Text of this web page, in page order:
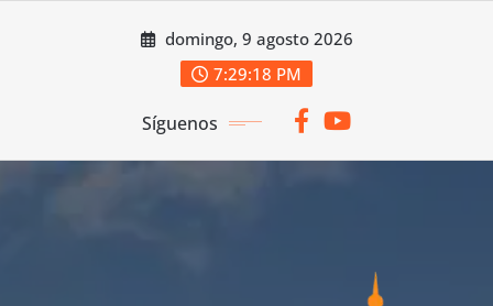
domingo, 9 agosto 2026
7:29:20 PM
Síguenos